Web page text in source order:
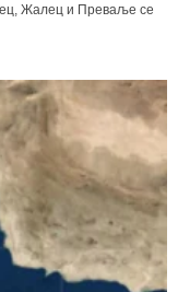
Жалец и Преваље се